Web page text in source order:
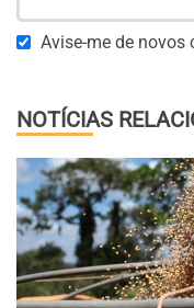
Avise-me de novos
NOTÍCIAS